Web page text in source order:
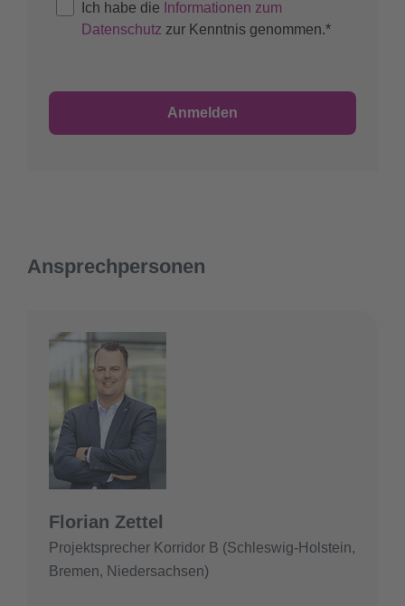
Ansprechpersonen
Florian Zettel
Projektsprecher Korridor B (Schleswig-Holstein,
Bremen, Niedersachsen)